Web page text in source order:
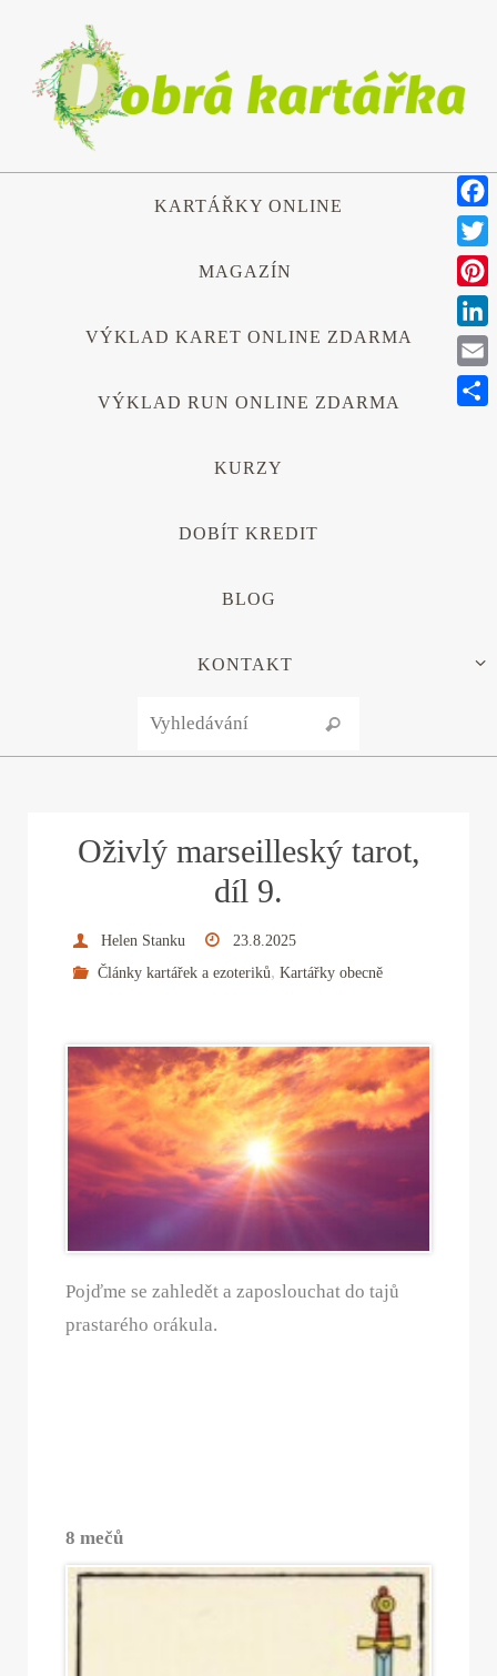
obsah
KARTÁŘKY ONLINE
MAGAZÍN
VÝKLAD KARET ONLINE ZDARMA
VÝKLAD RUN ONLINE ZDARMA
KURZY
DOBÍT KREDIT
BLOG
KONTAKT
Vyhledávání
Oživlý marseilleský tarot,
díl 9.
Helen Stanku
23.8.2025
Články kartářek a ezoteriků, Kartářky obecně
Pojďme se zahledět a zaposlouchat do tajů
prastarého orákula.
8 mečů